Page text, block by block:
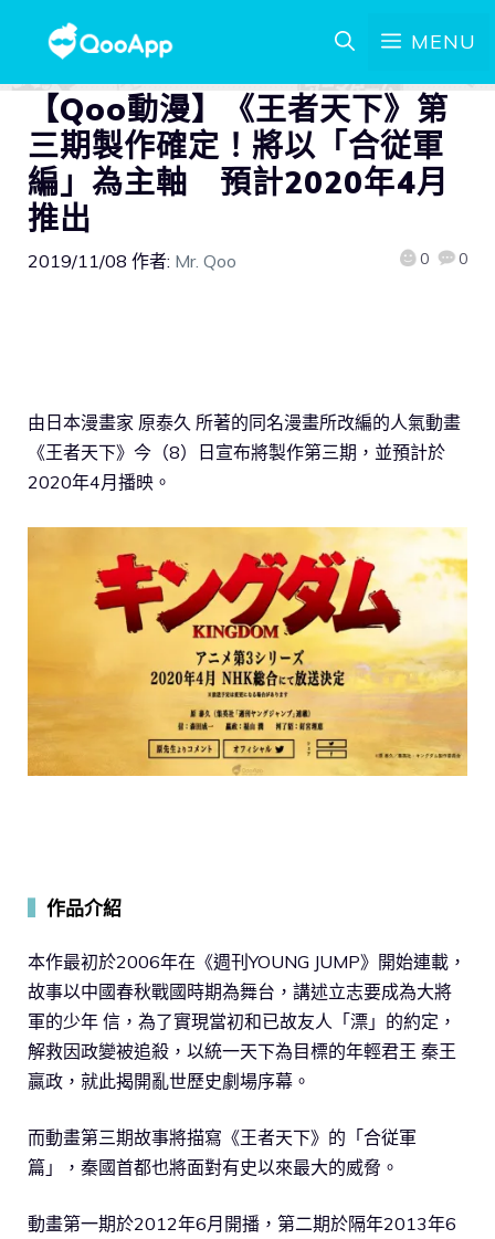
MENU
【Qoo動漫】《王者天下》第
三期製作確定！將以「合従軍
編」為主軸 預計2020年4月
推出
2019/11/08 作者: Mr. Qoo 0 0
由日本漫畫家 原泰久 所著的同名漫畫所改編的人氣動畫
《王者天下》今（8）日宣布將製作第三期，並預計於
2020年4月播映。
作品介紹
本作最初於2006年在《週刊YOUNG JUMP》開始連載，
故事以中國春秋戰國時期為舞台，講述立志要成為大將
軍的少年 信，為了實現當初和已故友人「漂」的約定，
解救因政變被追殺，以統一天下為目標的年輕君王 秦王
贏政，就此揭開亂世歷史劇場序幕。
而動畫第三期故事將描寫《王者天下》的「合従軍
篇」，秦國首都也將面對有史以來最大的威脅。
動畫第一期於2012年6月開播，第二期於隔年2013年6